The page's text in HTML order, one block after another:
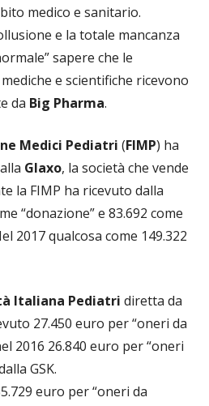
medico e sanitario.
e la totale mancanza
sapere che le
e scientifiche ricevono
da Big Pharma.
Medici Pediatri (FIMP) ha
Glaxo, la società che vende
la FIMP ha ricevuto dalla
“donazione” e 83.692 come
2017 qualcosa come 149.322
Italiana Pediatri diretta da
27.450 euro per “oneri da
2016 26.840 euro per “oneri
GSK.
euro per “oneri da